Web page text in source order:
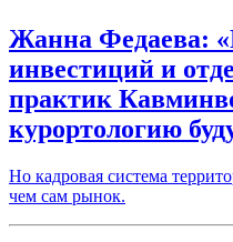
Жанна Федаева:
инвестиций и
практик
курортологию
Но кадровая система
чем сам рынок.